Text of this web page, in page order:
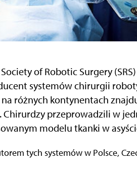
of Robotic Surgery
systemów chirurgii
różnych kontynentach
przeprowadzili w
modelu tkanki w